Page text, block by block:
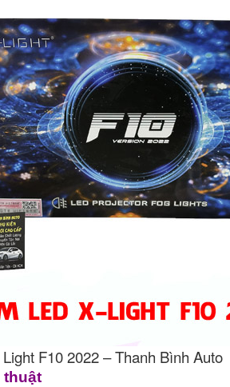
F10 2022 – Thanh Bình Auto
thuật